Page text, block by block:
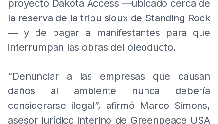
proyecto Dakota Access —ubicado cerca de
la reserva de la tribu sioux de Standing Rock
— y de pagar a manifestantes para que
interrumpan las obras del oleoducto.
“Denunciar a las empresas que causan
daños al ambiente nunca debería
considerarse ilegal”, afirmó Marco Simons,
asesor jurídico interino de Greenpeace USA